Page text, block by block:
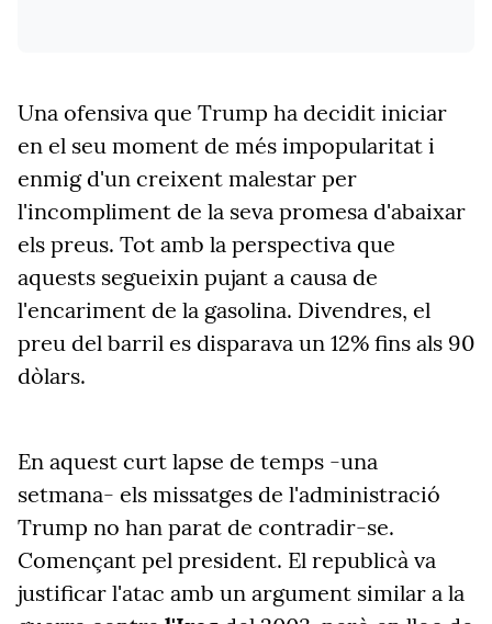
Una ofensiva que Trump ha decidit iniciar
en el seu moment de més impopularitat i
enmig d'un creixent malestar per
l'incompliment de la seva promesa d'abaixar
els preus. Tot amb la perspectiva que
aquests segueixin pujant a causa de
l'encariment de la gasolina. Divendres, el
preu del barril es disparava un 12% fins als 90
dòlars.
En aquest curt lapse de temps -una
setmana- els missatges de l'administració
Trump no han parat de contradir-se.
Començant pel president. El republicà va
justificar l'atac amb un argument similar a la